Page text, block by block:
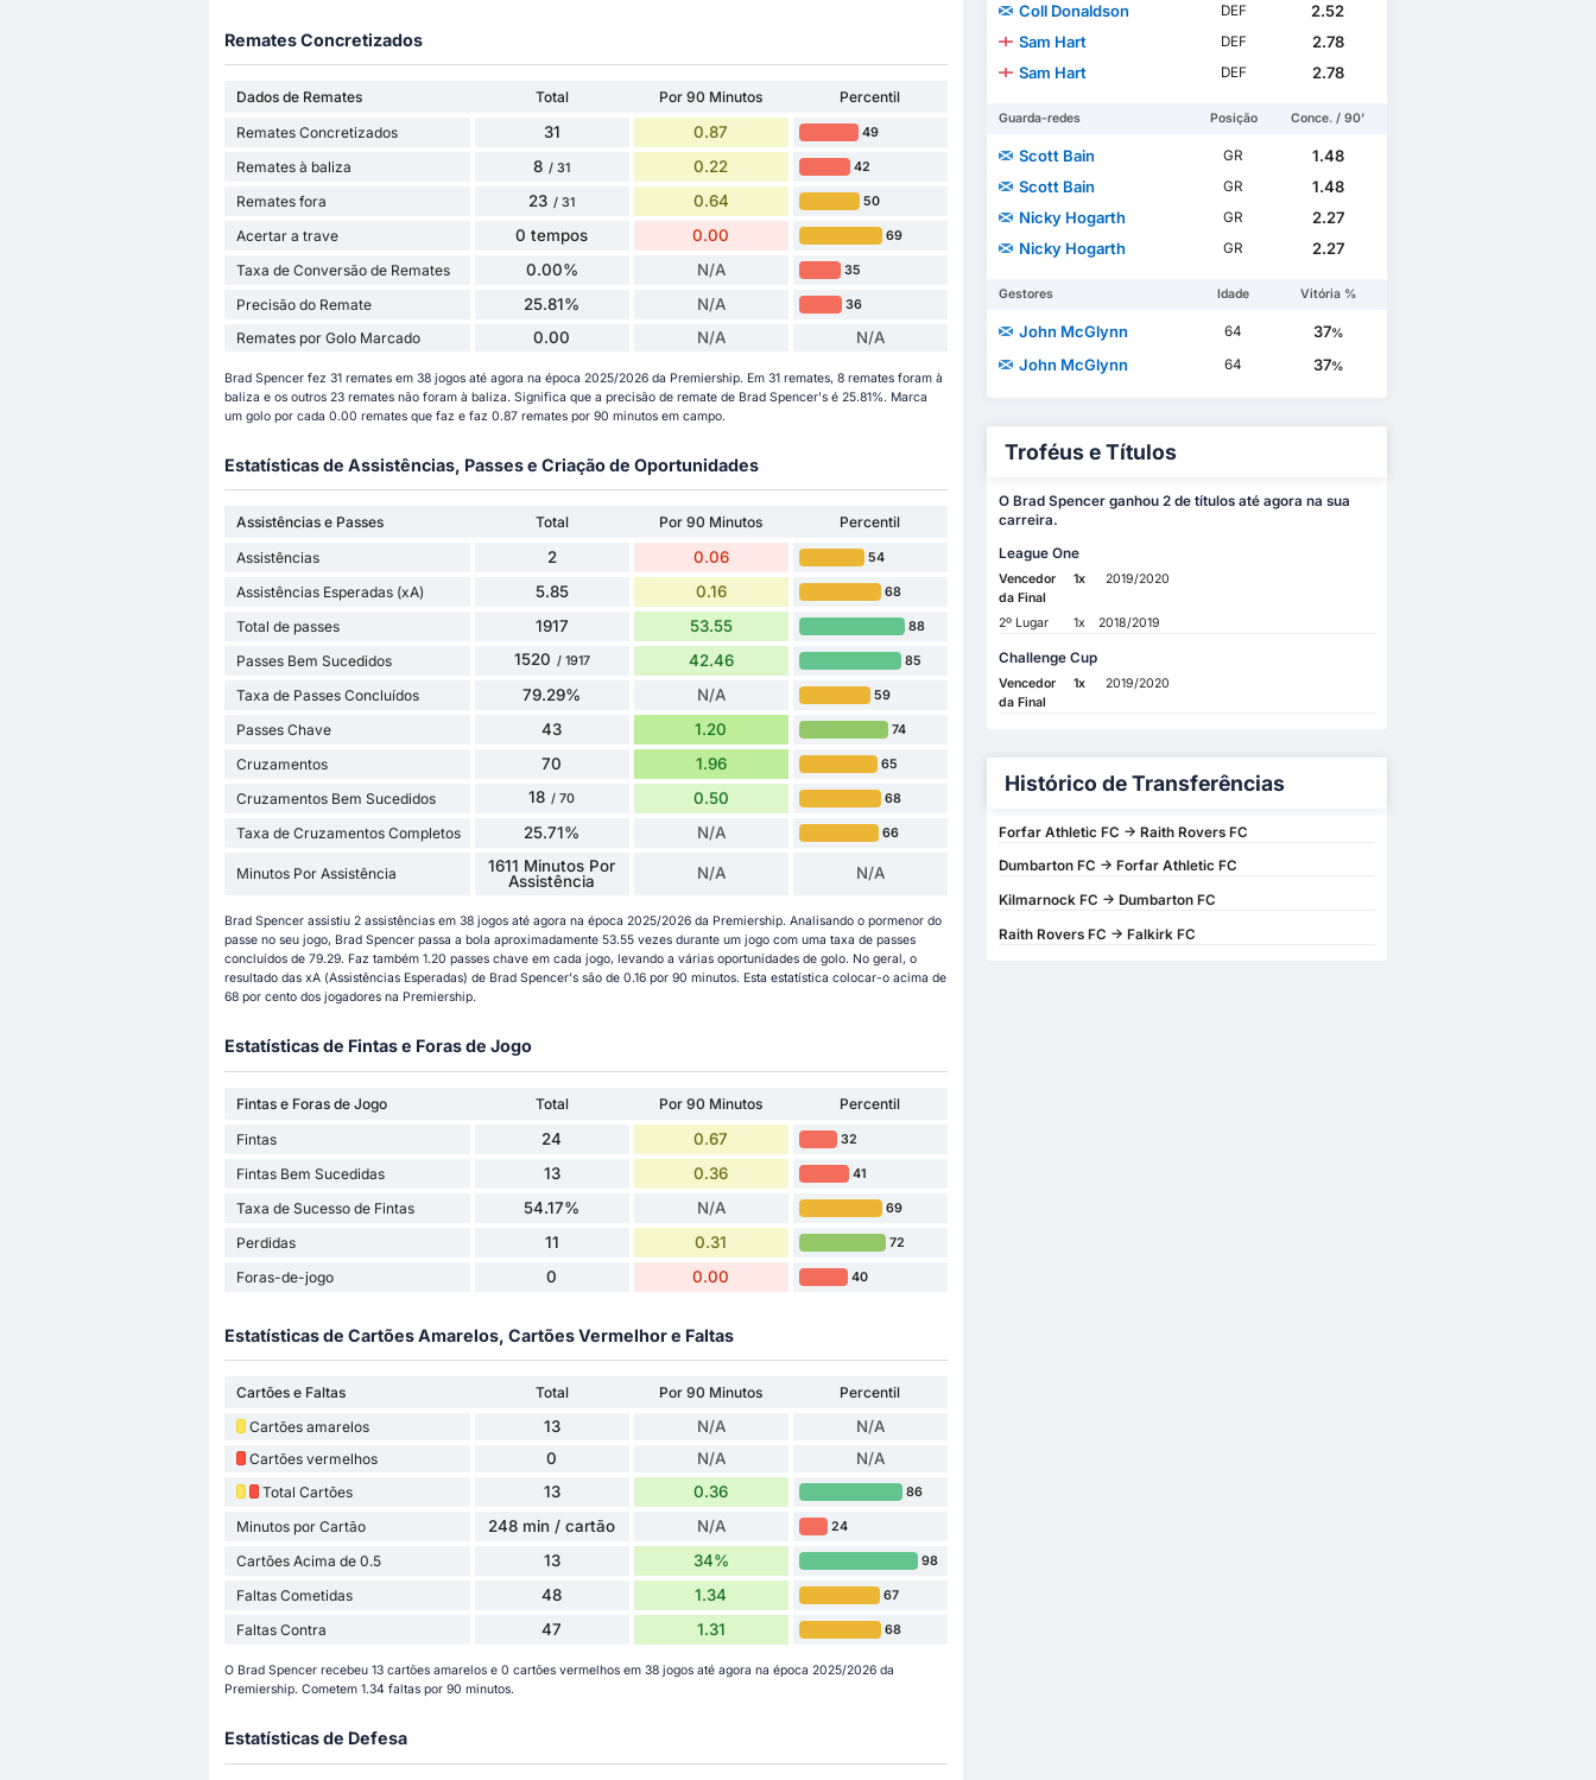
Remates Concretizados
Dados de Remates Total Por 90 Minutos
Percentil
Remates Concretizados
31 0.87 49
Remates à baliza 8 / 31 0.22 42
Remates fora 23 / 31 0.64 50
Acertar a trave 0 tempos 0.00 69
Taxa de Conversão de Remates 0.00% N/A 35
Precisão do Remate 25.81% N/A 36
Remates por Golo Marcado 0.00 N/A N/A
Brad Spencer fez 31 remates em 38 jogos até agora na época 2025/2026 da Premiership. Em 31 remates, 8 remates foram à
baliza e os outros 23 remates não foram à baliza. Significa que a precisão de remate de Brad Spencer's é 25.81%. Marca
um golo por cada 0.00 remates que faz e faz 0.87 remates por 90 minutos em campo.
Estatísticas de Assistências, Passes e Criação de Oportunidades
Assistências e Passes Total Por 90 Minutos
Percentil
Assistências
2 0.06 54
Assistências Esperadas (xA) 5.85 0.16 68
Total de passes 1917 53.55 88
Passes Bem Sucedidos 1520 / 1917 42.46 85
Taxa de Passes Concluídos 79.29% N/A 59
Passes Chave 43 1.20 74
Cruzamentos 70 1.96 65
Cruzamentos Bem Sucedidos 18 / 70 0.50 68
Taxa de Cruzamentos Completos 25.71% N/A 66
Minutos Por Assistência
1611 Minutos Por
Assistência
N/A N/A
Brad Spencer assistiu 2 assistências em 38 jogos até agora na época 2025/2026 da Premiership. Analisando o pormenor do
passe no seu jogo, Brad Spencer passa a bola aproximadamente 53.55 vezes durante um jogo com uma taxa de passes
concluídos de 79.29. Faz também 1.20 passes chave em cada jogo, levando a várias oportunidades de golo. No geral, o
resultado das xA (Assistências Esperadas) de Brad Spencer's são de 0.16 por 90 minutos. Esta estatística colocar-o acima de
68 por cento dos jogadores na Premiership.
Estatísticas de Fintas e Foras de Jogo
Fintas e Foras de Jogo Total Por 90 Minutos
Percentil
Fintas
24 0.67 32
Fintas Bem Sucedidas 13 0.36 41
Taxa de Sucesso de Fintas 54.17% N/A 69
Perdidas 11 0.31 72
Foras-de-jogo 0 0.00 40
Estatísticas de Cartões Amarelos, Cartões Vermelhor e Faltas
Cartões e Faltas Total Por 90 Minutos
Percentil
Cartões amarelos
13 N/A N/A
Cartões vermelhos 0 N/A N/A
Total Cartões 13 0.36 86
Minutos por Cartão 248 min / cartão N/A 24
Cartões Acima de 0.5 13 34% 98
Faltas Cometidas 48 1.34 67
Faltas Contra 47 1.31 68
O Brad Spencer recebeu 13 cartões amarelos e 0 cartões vermelhos em 38 jogos até agora na época 2025/2026 da
Premiership. Cometem 1.34 faltas por 90 minutos.
Estatísticas de Defesa
Coll Donaldson
DEF
2.52
Sam Hart
DEF
2.78
Sam Hart
DEF 2.78
Guarda-redes Posição Conce. / 90'
Scott Bain GR
1.48
Scott Bain
GR
1.48
Nicky Hogarth
GR
2.27
Nicky Hogarth
GR 2.27
Gestores Idade Vitória %
John McGlynn 64 37%
John McGlynn 64 37%
Troféus e Títulos
O Brad Spencer ganhou 2 de títulos até agora na sua
carreira.
League One
Vencedor
da Final
1x 2019/2020
2º Lugar 1x 2018/2019
Challenge Cup
Vencedor
da Final
1x 2019/2020
Histórico de Transferências
Forfar Athletic FC -> Raith Rovers FC
Dumbarton FC -> Forfar Athletic FC
Kilmarnock FC -> Dumbarton FC
Raith Rovers FC -> Falkirk FC